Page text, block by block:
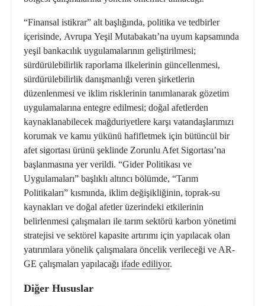
“Finansal istikrar” alt başlığında, politika ve tedbirler
içerisinde, Avrupa Yeşil Mutabakatı’na uyum kapsamında
yeşil bankacılık uygulamalarının geliştirilmesi;
sürdürülebilirlik raporlama ilkelerinin güncellenmesi,
sürdürülebilirlik danışmanlığı veren şirketlerin
düzenlenmesi ve iklim risklerinin tanımlanarak gözetim
uygulamalarına entegre edilmesi; doğal afetlerden
kaynaklanabilecek mağduriyetlere karşı vatandaşlarımızı
korumak ve kamu yükünü hafifletmek için bütüncül bir
afet sigortası ürünü şeklinde Zorunlu Afet Sigortası’na
başlanmasına yer verildi. “Gider Politikası ve
Uygulamaları” başlıklı altıncı bölümde, “Tarım
Politikaları” kısmında, iklim değişikliğinin, toprak-su
kaynakları ve doğal afetler üzerindeki etkilerinin
belirlenmesi çalışmaları ile tarım sektörü karbon yönetimi
stratejisi ve sektörel kapasite artırımı için yapılacak olan
yatırımlara yönelik çalışmalara öncelik verileceği ve AR-
GE çalışmaları yapılacağı ifade ediliyor.
Diğer Hususlar